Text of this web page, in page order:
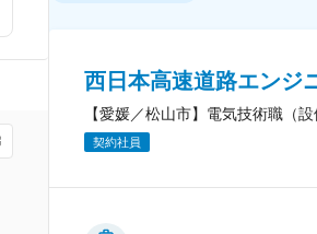
西日本高速道路エンジ
【愛媛／松山市】電気技術職（
契約社員